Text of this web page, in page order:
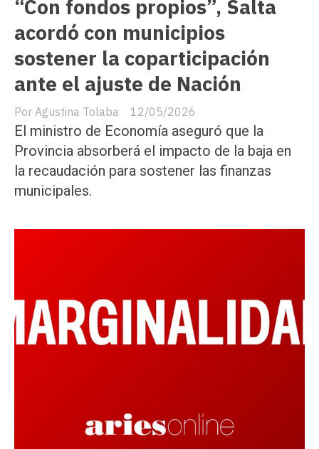
“Con fondos propios”, Salta
acordó con municipios
sostener la coparticipación
ante el ajuste de Nación
Agustina Tolaba 12/05/2026
El ministro de Economía aseguró que la
Provincia absorberá el impacto de la baja en
la recaudación para sostener las finanzas
municipales.